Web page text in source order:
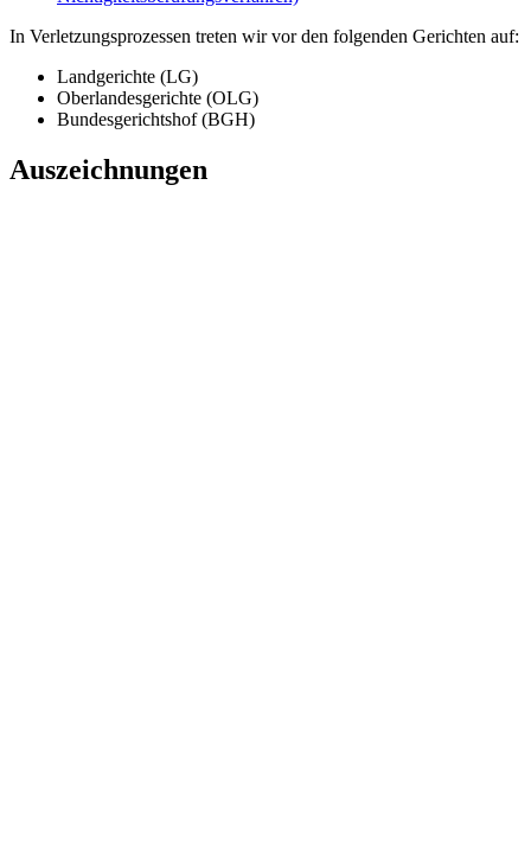
In Verletzungsprozessen treten wir vor den folgenden Gerichten auf:
Landgerichte (LG)
Oberlandesgerichte (OLG)
Bundesgerichtshof (BGH)
Auszeichnungen